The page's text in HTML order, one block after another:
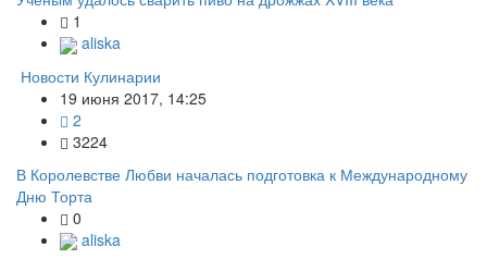
1
aliska
Новости Кулинарии
19 июня 2017, 14:25
2
3224
В Королевстве Любви началась подготовка к Международному
Дню Торта
0
aliska